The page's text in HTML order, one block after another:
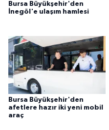
Bursa Büyükşehir'den
İnegöl'e ulaşım hamlesi
Bursa Büyükşehir'den
afetlere hazır iki yeni mobil
araç